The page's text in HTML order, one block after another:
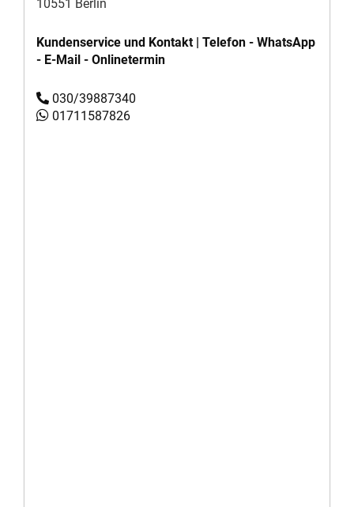
10551 Berlin
Kundenservice und Kontakt | Telefon - WhatsApp
- E-Mail - Onlinetermin
030/39887340
01711587826